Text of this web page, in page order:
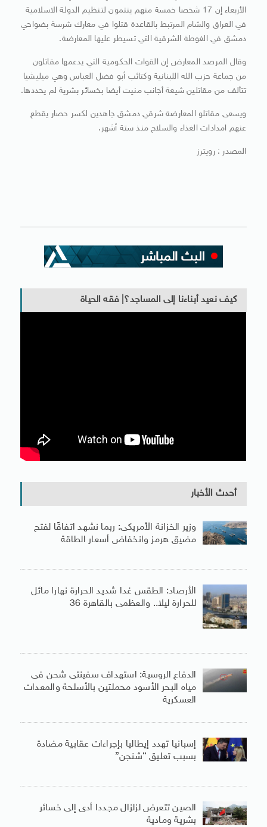
الأربعاء إن 17 شخصا خمسة منهم ينتمون لتنظيم الدولة الاسلامية
في العراق والشام المرتبط بالقاعدة قتلوا في معارك شرسة بضواحي
دمشق في الغوطة الشرقية التي تسيطر عليها المعارضة.
وقال المرصد المعارض إن القوات الحكومية التي يدعمها مقاتلون
من جماعة حزب الله اللبنانية وكتائب أبو فضل العباس وهي ميليشيا
تتألف من مقاتلين شيعة أجانب منيت أيضا بخسائر بشرية لم يحددها.
ويسعى مقاتلو المعارضة شرقي دمشق جاهدين لكسر حصار يقطع
عنهم امدادات الغذاء والسلاح منذ ستة أشهر.
المصدر : رويترز
كيف نعيد أبناءنا إلى المساجد؟| فقه الحياة
أحدث الأخبار
وزير الخزانة الأمريكى: ربما نشهد اتفاقًا لفتح
مضيق هرمز وانخفاض أسعار الطاقة
الأرصاد: الطقس غدا شديد الحرارة نهارا مائل
للحرارة ليلا.. والعظمى بالقاهرة 36
الدفاع الروسية: استهداف سفينتى شحن فى
مياه البحر الأسود محملتين بالأسلحة والمعدات
العسكرية
إسبانيا تهدد إيطاليا بإجراءات عقابية مضادة
بسبب تعليق “شنجن”
الصين تتعرض لزلزال مجددا أدى إلى خسائر
بشرية ومادية